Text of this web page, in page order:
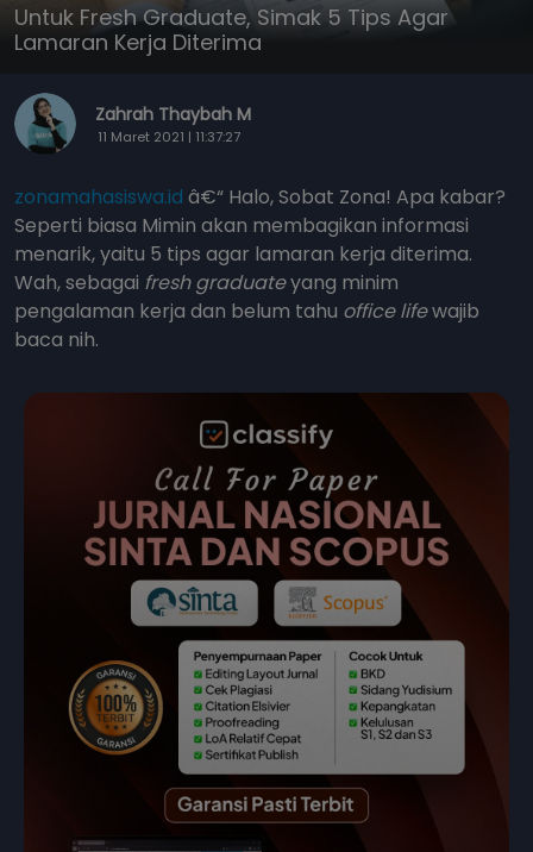
Untuk Fresh Graduate, Simak 5 Tips Agar
Lamaran Kerja Diterima
Zahrah Thaybah M
11 Maret 2021 | 11:37:27
zonamahasiswa.id â€“ Halo, Sobat Zona! Apa kabar?
Seperti biasa Mimin akan membagikan informasi
menarik, yaitu 5 tips agar lamaran kerja diterima.
Wah, sebagai fresh graduateyang minim
pengalaman kerja dan belum tahu office lifewajib
baca nih.